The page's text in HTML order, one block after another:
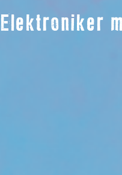
Elektroniker